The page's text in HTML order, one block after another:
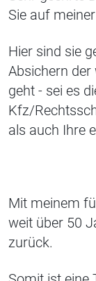
Sie auf
Hier sind sie
Absichern der
geht - sei es
Kfz/
als auch Ihre
Mit meinem
weit über 50
zurück.